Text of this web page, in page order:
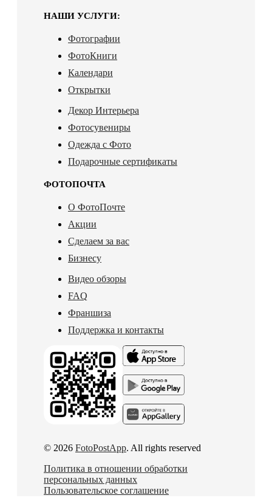
НАШИ УСЛУГИ:
Фотографии
ФотоКниги
Календари
Открытки
Декор Интерьера
Фотосувениры
Одежда с Фото
Подарочные сертификаты
ФОТОПОЧТА
О ФотоПочте
Акции
Сделаем за вас
Бизнесу
Видео обзоры
FAQ
Франшиза
Поддержка и контакты
© 2026 FotoPostApp. All rights reserved
Политика в отношении обработки
персональных данных
Пользовательское соглашение